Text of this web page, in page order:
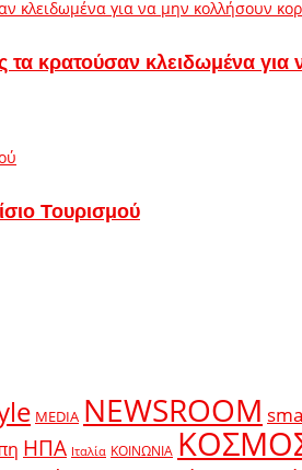
τα κρατούσαν κλειδωμένα
Τουρισμού
MEDIA NEWSROOM
ΗΠΑ Ιταλία ΚΟΙΝΩΝΙΑ